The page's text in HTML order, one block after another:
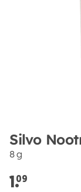
Silvo
8 g
1.09